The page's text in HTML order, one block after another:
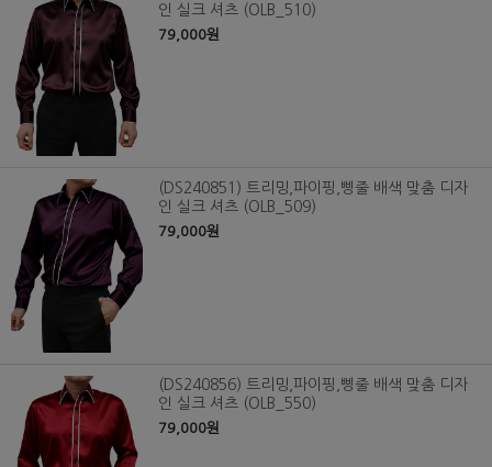
인 실크 셔츠 (OLB_510)
79,000원
(DS240851) 트리밍,파이핑,삥줄 배색 맞춤 디자
인 실크 셔츠 (OLB_509)
79,000원
(DS240856) 트리밍,파이핑,삥줄 배색 맞춤 디자
인 실크 셔츠 (OLB_550)
79,000원